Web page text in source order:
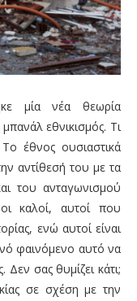
μία νέα θεωρία
εθνικισμός. Τι
έθνος ουσιαστικά
αντίθεσή του με τα
του ανταγωνισμού
καλοί, αυτοί που
ενώ αυτοί είναι
φαινόμενο αυτό να
Δεν σας θυμίζει κάτι;
σε σχέση με την